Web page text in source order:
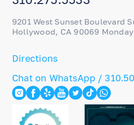
9201 West Sunset Boulevard
Hollywood, CA 90069
Directions
Chat on WhatsApp /